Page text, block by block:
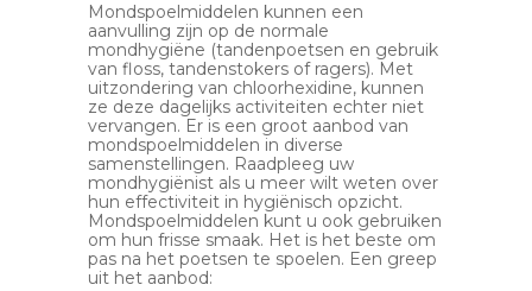
Mondspoelmiddelen kunnen een
aanvulling zijn op de normale
mondhygiëne (tandenpoetsen en gebruik
van floss, tandenstokers of ragers). Met
uitzondering van chloorhexidine, kunnen
ze deze dagelijks activiteiten echter niet
vervangen. Er is een groot aanbod van
mondspoelmiddelen in diverse
samenstellingen. Raadpleeg uw
mondhygiënist als u meer wilt weten over
hun effectiviteit in hygiënisch opzicht.
Mondspoelmiddelen kunt u ook gebruiken
om hun frisse smaak. Het is het beste om
pas na het poetsen te spoelen. Een greep
uit het aanbod: